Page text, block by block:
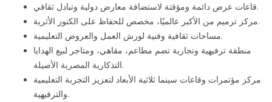
قاعات عرض دائمة ومؤقتة لاستضافة معارض دولية وتبادل ثقافي.
مركز ترميم من الأكبر عالميًا، مخصص للحفاظ على الكنوز الأثرية.
مساحات ثقافية وفنية لورش العمل والعروض التعليمية.
منطقة ترفيهية وتجارية تضم مطاعم، مقاهي، ومتاجر لبيع الهدايا
التذكارية المصرية الأصيلة.
مركز مؤتمرات وقاعات سينما ثلاثية الأبعاد لتعزيز التجربة التعليمية
والترفيهية.